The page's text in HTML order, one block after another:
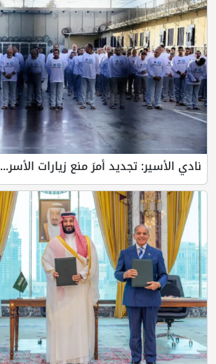
نادي الأسير: تجديد أمرَ منع زيارات الأسر...